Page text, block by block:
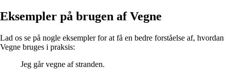
Eksempler på brugen af Vegne
Lad os se på nogle eksempler for at få en bedre forståelse af, hvordan
Vegne bruges i praksis:
Jeg går vegne af stranden.